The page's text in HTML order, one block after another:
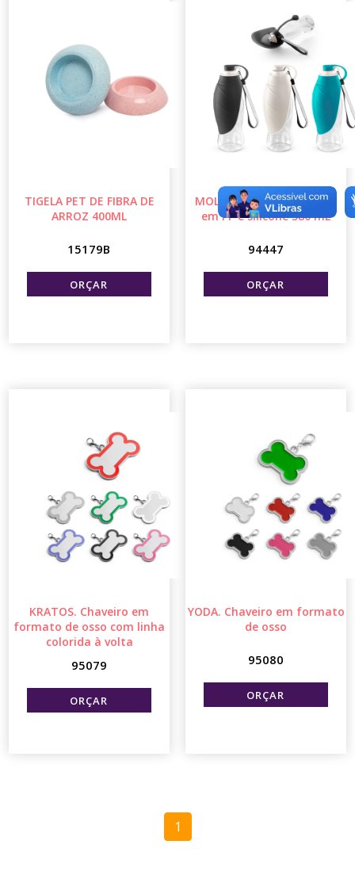
TIGELA PET DE FIBRA DE
ARROZ 400ML
15179B
MOLLY. Squeeze para PET
em PP e silicone 580 mL
94447
KRATOS. Chaveiro em
formato de osso com linha
colorida à volta
95079
YODA. Chaveiro em formato
de osso
95080
1